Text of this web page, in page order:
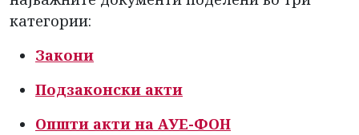
категории:
Закони
Подзаконски акти
Општи акти на АУЕ-ФОН